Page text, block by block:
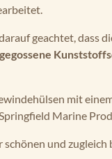
geachtet, dass
mit
Marine
und